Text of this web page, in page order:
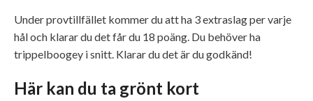
Under provtillfället kommer du att ha 3 extraslag per varje
hål och klarar du det får du 18 poäng. Du behöver ha
trippelboogey i snitt. Klarar du det är du godkänd!
Här kan du ta grönt kort